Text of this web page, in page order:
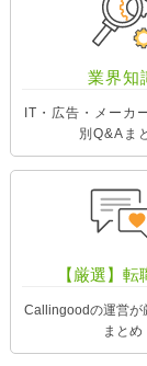
業界知
IT・広告・メーカ
別Q&Aま
【厳選】転
Callingoodの運営が
まとめ